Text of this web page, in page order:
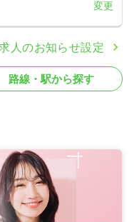
変更
人のお知らせ設定
路線・駅から探す